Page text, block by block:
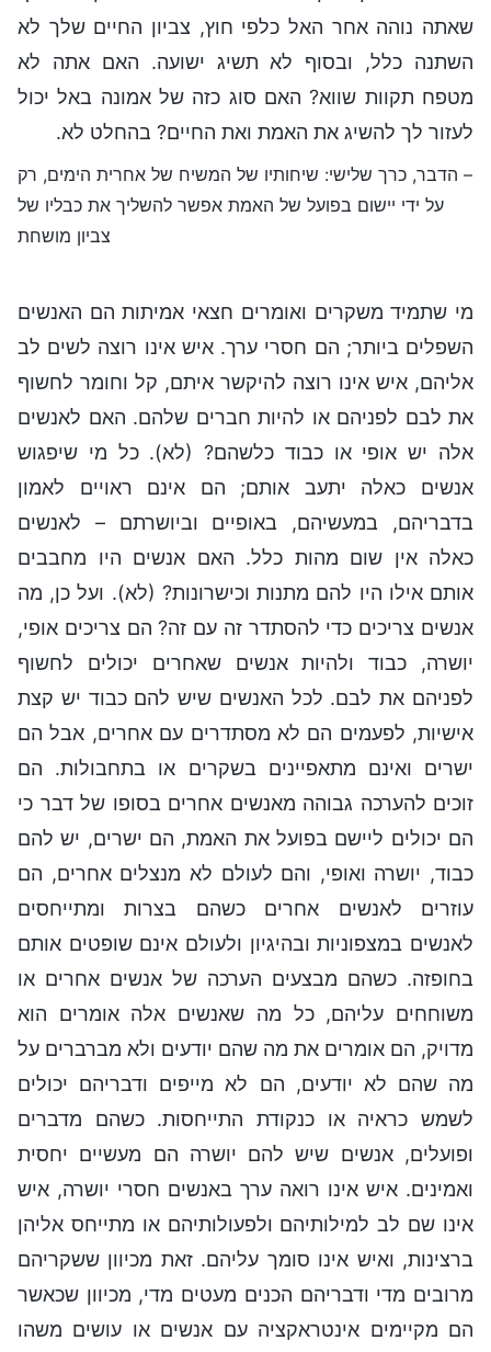
שאתה נוהה אחר האל כלפי חוץ, צביון החיים שלך לא
השתנה כלל, ובסוף לא תשיג ישועה. האם אתה לא
מטפח תקוות שווא? האם סוג כזה של אמונה באל יכול
לעזור לך להשיג את האמת ואת החיים? בהחלט לא.
– הדבר, כרך שלישי: שיחותיו של המשיח של אחרית הימים, רק
על ידי יישום בפועל של האמת אפשר להשליך את כבליו של
צביון מושחת
מי שתמיד משקרים ואומרים חצאי אמיתות הם האנשים
השפלים ביותר; הם חסרי ערך. איש אינו רוצה לשים לב
אליהם, איש אינו רוצה להיקשר איתם, קל וחומר לחשוף
את לבם לפניהם או להיות חברים שלהם. האם לאנשים
אלה יש אופי או כבוד כלשהם? (לא). כל מי שיפגוש
אנשים כאלה יתעב אותם; הם אינם ראויים לאמון
בדבריהם, במעשיהם, באופיים וביושרתם – לאנשים
כאלה אין שום מהות כלל. האם אנשים היו מחבבים
אותם אילו היו להם מתנות וכישרונות? (לא). ועל כן, מה
אנשים צריכים כדי להסתדר זה עם זה? הם צריכים אופי,
יושרה, כבוד ולהיות אנשים שאחרים יכולים לחשוף
לפניהם את לבם. לכל האנשים שיש להם כבוד יש קצת
אישיות, לפעמים הם לא מסתדרים עם אחרים, אבל הם
ישרים ואינם מתאפיינים בשקרים או בתחבולות. הם
זוכים להערכה גבוהה מאנשים אחרים בסופו של דבר כי
הם יכולים ליישם בפועל את האמת, הם ישרים, יש להם
כבוד, יושרה ואופי, והם לעולם לא מנצלים אחרים, הם
עוזרים לאנשים אחרים כשהם בצרות ומתייחסים
לאנשים במצפוניות ובהיגיון ולעולם אינם שופטים אותם
בחופזה. כשהם מבצעים הערכה של אנשים אחרים או
משוחחים עליהם, כל מה שאנשים אלה אומרים הוא
מדויק, הם אומרים את מה שהם יודעים ולא מברברים על
מה שהם לא יודעים, הם לא מייפים ודבריהם יכולים
לשמש כראיה או כנקודת התייחסות. כשהם מדברים
ופועלים, אנשים שיש להם יושרה הם מעשיים יחסית
ואמינים. איש אינו רואה ערך באנשים חסרי יושרה, איש
אינו שם לב למילותיהם ולפעולותיהם או מתייחס אליהן
ברצינות, ואיש אינו סומך עליהם. זאת מכיוון ששקריהם
מרובים מדי ודבריהם הכנים מעטים מדי, מכיוון שכאשר
הם מקיימים אינטראקציה עם אנשים או עושים משהו